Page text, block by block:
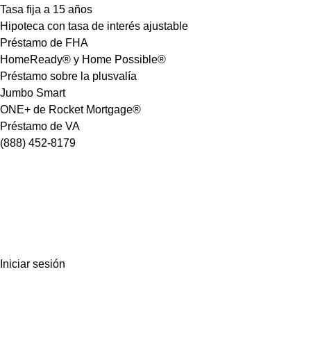
Tasa fija a 15 años
Hipoteca con tasa de interés ajustable
Préstamo de FHA
HomeReady® y Home Possible®
Préstamo sobre la plusvalía
Jumbo Smart
ONE+ de Rocket Mortgage®
Préstamo de VA
(888) 452-8179
Iniciar sesión